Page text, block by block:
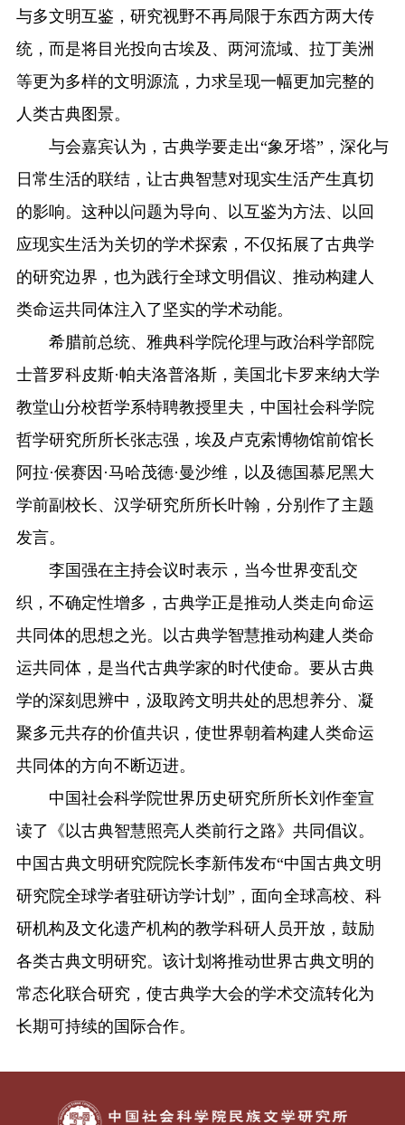
与多文明互鉴，研究视野不再局限于东西方两大传
统，而是将目光投向古埃及、两河流域、拉丁美洲
等更为多样的文明源流，力求呈现一幅更加完整的
人类古典图景。
与会嘉宾认为，古典学要走出“象牙塔”，深化与
日常生活的联结，让古典智慧对现实生活产生真切
的影响。这种以问题为导向、以互鉴为方法、以回
应现实生活为关切的学术探索，不仅拓展了古典学
的研究边界，也为践行全球文明倡议、推动构建人
类命运共同体注入了坚实的学术动能。
希腊前总统、雅典科学院伦理与政治科学部院
士普罗科皮斯·帕夫洛普洛斯，美国北卡罗来纳大学
教堂山分校哲学系特聘教授里夫，中国社会科学院
哲学研究所所长张志强，埃及卢克索博物馆前馆长
阿拉·侯赛因·马哈茂德·曼沙维，以及德国慕尼黑大
学前副校长、汉学研究所所长叶翰，分别作了主题
发言。
李国强在主持会议时表示，当今世界变乱交
织，不确定性增多，古典学正是推动人类走向命运
共同体的思想之光。以古典学智慧推动构建人类命
运共同体，是当代古典学家的时代使命。要从古典
学的深刻思辨中，汲取跨文明共处的思想养分、凝
聚多元共存的价值共识，使世界朝着构建人类命运
共同体的方向不断迈进。
中国社会科学院世界历史研究所所长刘作奎宣
读了《以古典智慧照亮人类前行之路》共同倡议。
中国古典文明研究院院长李新伟发布“中国古典文明
研究院全球学者驻研访学计划”，面向全球高校、科
研机构及文化遗产机构的教学科研人员开放，鼓励
各类古典文明研究。该计划将推动世界古典文明的
常态化联合研究，使古典学大会的学术交流转化为
长期可持续的国际合作。